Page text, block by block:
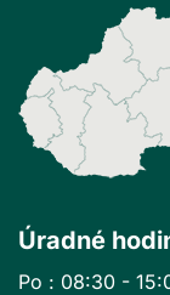
Úradné
Po : 08:30 -